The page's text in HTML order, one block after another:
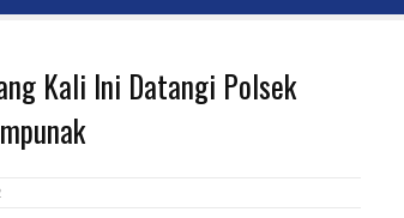
Kali Ini Datangi Polsek